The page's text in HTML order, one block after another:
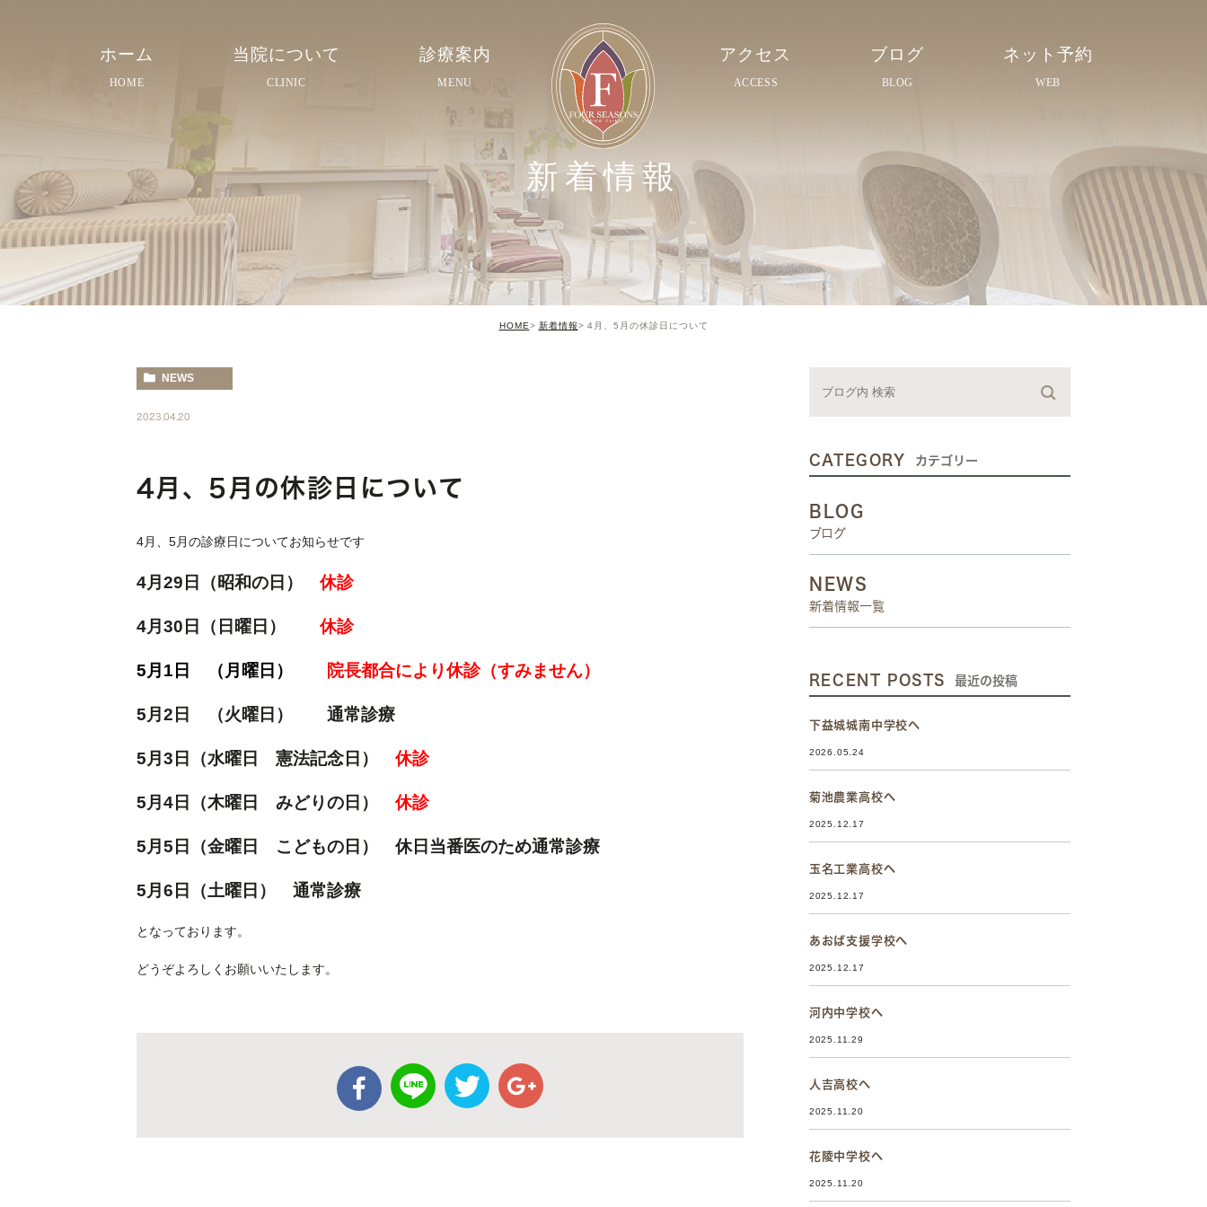
ホーム
HOME
当院について
CLINIC
院内紹介
スタッフ紹介
診療案内
MENU
アクセス
ACCESS
ブログ
BLOG
ネット予約
WEB
新着情報
HOME 新着情報 4月、5月の休診日について
NEWS
2023.04.20
4月、5月の休診日について
4月、5月の診療日についてお知らせです
4月29日（昭和の日） 休診
4月30日（日曜日） 休診
5月1日 （月曜日） 院長都合により休診（すみません）
5月2日 （火曜日） 通常診療
5月3日（水曜日 憲法記念日） 休診
5月4日（木曜日 みどりの日） 休診
5月5日（金曜日 こどもの日） 休日当番医のため通常診療
5月6日（土曜日） 通常診療
となっております。
どうぞよろしくお願いいたします。
CATEGORY カテゴリー
BLOG
ブログ
NEWS
新着情報一覧
RECENT POSTS 最近の投稿
下益城城南中学校へ
2026.05.24
菊池農業高校へ
2025.12.17
玉名工業高校へ
2025.12.17
あおば支援学校へ
2025.12.17
河内中学校へ
2025.11.29
人吉高校へ
2025.11.20
花陵中学校へ
2025.11.20